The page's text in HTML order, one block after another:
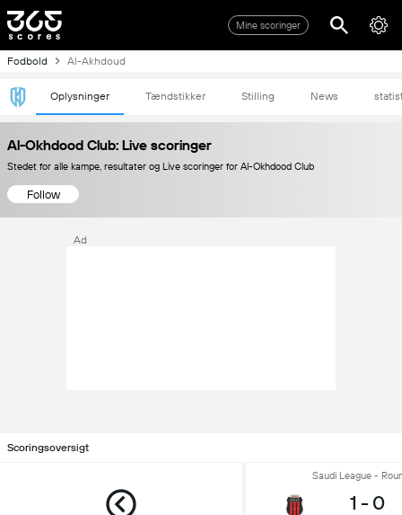
Mine scoringer
Fodbold Al-Akhdoud
Oplysninger Tændstikker Stilling News
Al-Okhdood Club: Live scoringer
Stedet for alle kampe, resultater og Live scoringer for Al-Okhdood Club
Follow
Ad
Scoringsoversigt
Saudi League -
1 - 0